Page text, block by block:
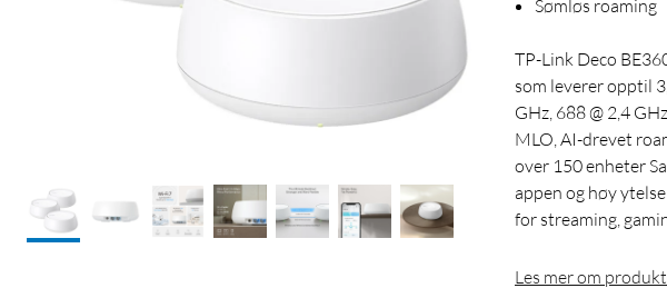
Sømløs roaming
TP-Link Deco
som leverer opptil
GHz, 688 @ 2,4
MLO, AI-drevet
over 150 enheter
appen og høy
for streaming,
Les mer om